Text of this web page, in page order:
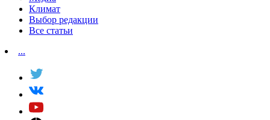
Климат
Выбор редакции
Все статьи
...